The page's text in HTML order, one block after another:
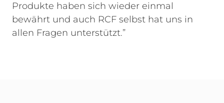
Produkte haben sich wieder einmal
bewährt und auch RCF selbst hat uns in
allen Fragen unterstützt.”